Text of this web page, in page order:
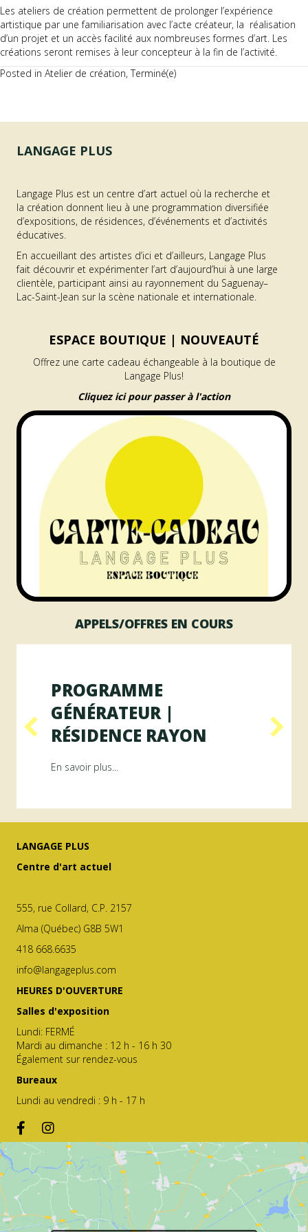
Les ateliers de création permettent de prolonger l’expérience
artistique par une familiarisation avec l’acte créateur, la réalisation
d’un projet et un accès facilité aux nombreuses formes d’art. Les
créations seront remises à leur concepteur à la fin de l’activité.
Posted in Atelier de création,Terminé(e)
LANGAGE PLUS
Langage Plus est un centre d’art actuel où la recherche et
la création donnent lieu à une programmation diversifiée
d’expositions, de résidences, d’événements et d’activités
éducatives.
En accueillant des artistes d’ici et d’ailleurs, Langage Plus
fait découvrir et expérimenter l’art d’aujourd’hui à une large
clientèle, participant ainsi au rayonnement du Saguenay–
Lac-Saint-Jean sur la scène nationale et internationale.
ESPACE BOUTIQUE | NOUVEAUTÉ
Offrez une carte cadeau échangeable à la boutique de
Langage Plus!
Cliquez ici pour passer à l'action
APPELS/OFFRES EN COURS
ArAMiS
PROGRAMME
GÉNÉRATEUR |
RÉSIDENCE RAYON
En savoir plus...
LANGAGE PLUS
Centre d'art actuel
555, rue Collard, C.P. 2157
Alma (Québec) G8B 5W1
418 668.6635
info@langageplus.com
HEURES D'OUVERTURE
Salles d'exposition
Lundi: FERMÉ
Mardi au dimanche : 12 h - 16 h 30
Également sur rendez-vous
Bureaux
Lundi au vendredi : 9 h - 17 h